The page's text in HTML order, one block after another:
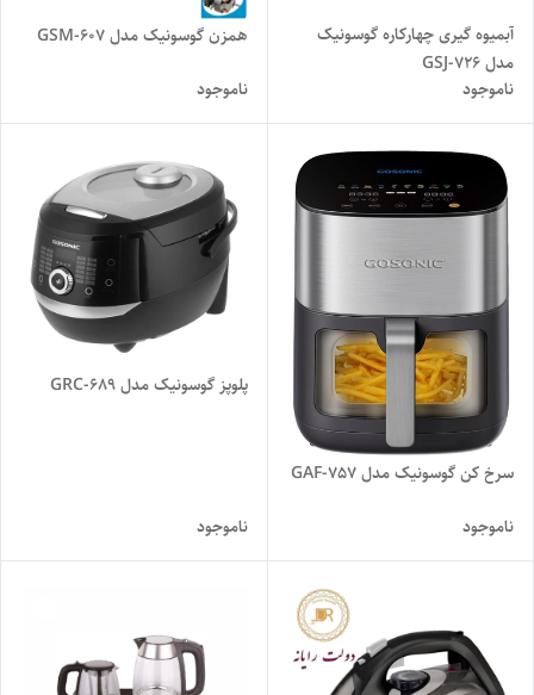
آبمیوه گیری چهارکاره گوسونیک
مدل GSJ-726
ناموجود
همزن گوسونیک مدل GSM-607
ناموجود
سرخ کن گوسونیک مدل GAF-757
ناموجود
پلوپز گوسونیک مدل GRC-689
ناموجود